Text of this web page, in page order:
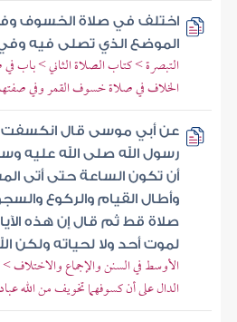
اختلف في صلاة الخسوف
الموضع الذي تصلى فيه
التبصرة > كتاب الصلاة الثاني >
الخلاف في صلاة خسوف القمر وفي صفتها
عن أبي موسى قال
رسول الله صلى الله عليه
أن تكون الساعة حتى أتى
وأطال القيام والركوع
صلاة قط ثم قال إن هذه
لموت أحد ولا لحياته ولكن
الأوسط في السنن والإجماع
الدال على أن كسوفهما تخويف من الله